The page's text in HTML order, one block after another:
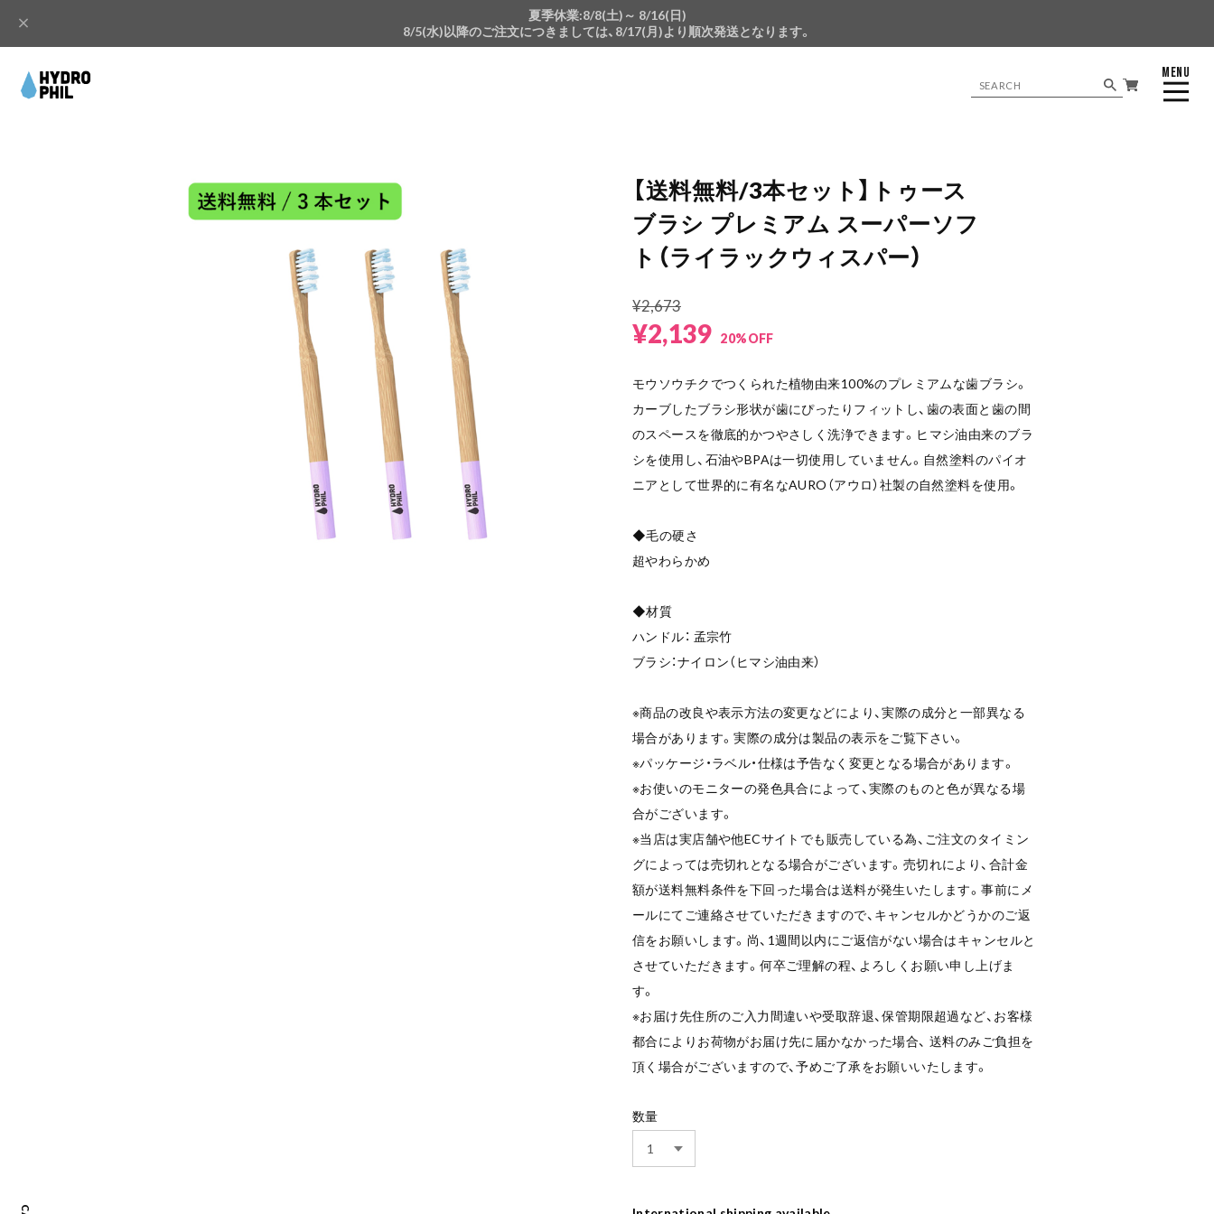
夏季休業:8/8(土)～ 8/16(日)
8/5(水)以降のご注文につきましては、8/17(月)より順次発送となります。
MENU
CLOSE
【送料無料/3本セット】トゥース
ブラシ プレミアム スーパーソフ
ト（ライラックウィスパー）
¥2,673
¥2,139 20%OFF
モウソウチクでつくられた植物由来100%のプレミアムな歯ブラシ。
カーブしたブラシ形状が歯にぴったりフィットし、歯の表面と歯の間
のスペースを徹底的かつやさしく洗浄できます。ヒマシ油由来のブラ
シを使用し、石油やBPAは一切使用していません。自然塗料のパイオ
ニアとして世界的に有名なAURO（アウロ）社製の自然塗料を使用。
◆毛の硬さ
超やわらかめ
◆材質
ハンドル： 孟宗竹
ブラシ：ナイロン（ヒマシ油由来）
※商品の改良や表示方法の変更などにより、実際の成分と一部異なる
場合があります。実際の成分は製品の表示をご覧下さい。
※パッケージ・ラベル・仕様は予告なく変更となる場合があります。
※お使いのモニターの発色具合によって、実際のものと色が異なる場
合がございます。
※当店は実店舗や他ECサイトでも販売している為、ご注文のタイミン
グによっては売切れとなる場合がございます。売切れにより、合計金
額が送料無料条件を下回った場合は送料が発生いたします。事前にメ
ールにてご連絡させていただきますので、キャンセルかどうかのご返
信をお願いします。尚、1週間以内にご返信がない場合はキャンセルと
させていただきます。何卒ご理解の程、よろしくお願い申し上げま
す。
※お届け先住所のご入力間違いや受取辞退、保管期限超過など、お客様
都合によりお荷物がお届け先に届かなかった場合、 送料のみご負担を
頂く場合がございますので、予めご了承をお願いいたします。
数量